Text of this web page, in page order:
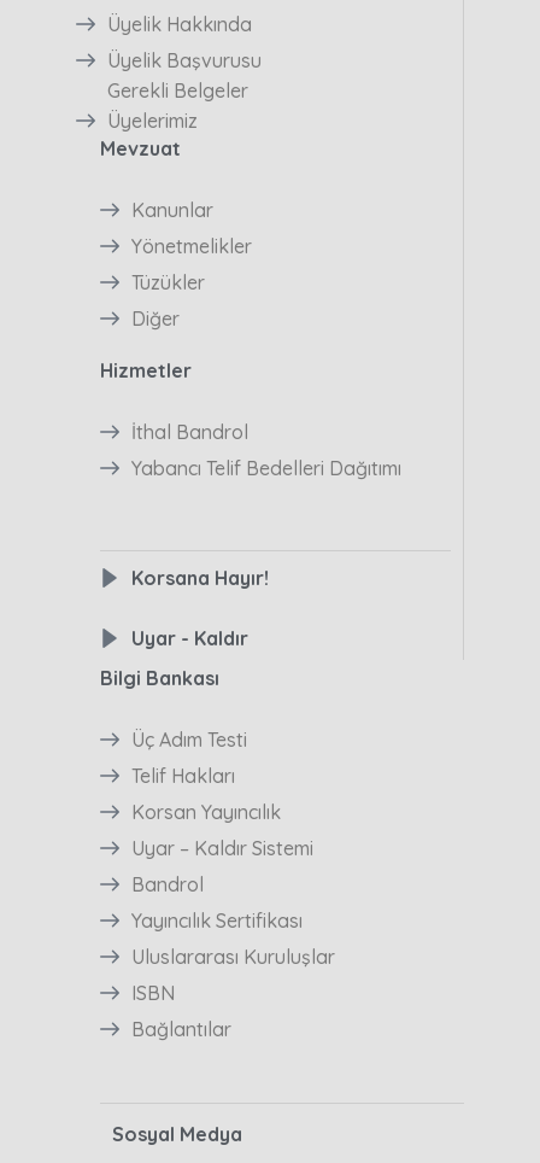
Üyelik Hakkında
Üyelik Başvurusu
Gerekli Belgeler
Üyelerimiz
Mevzuat
Kanunlar
Yönetmelikler
Tüzükler
Diğer
Hizmetler
İthal Bandrol
Yabancı Telif Bedelleri Dağıtımı
Korsana Hayır!
Uyar - Kaldır
Bilgi Bankası
Üç Adım Testi
Telif Hakları
Korsan Yayıncılık
Uyar – Kaldır Sistemi
Bandrol
Yayıncılık Sertifikası
Uluslararası Kuruluşlar
ISBN
Bağlantılar
Sosyal Medya